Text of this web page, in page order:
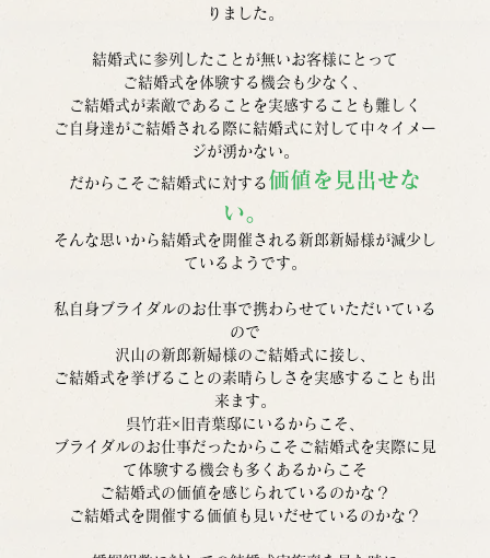
りました。
結婚式に参列したことが無いお客様にとって
ご結婚式を体験する機会も少なく、
ご結婚式が素敵であることを実感することも難しく
ご自身達がご結婚される際に結婚式に対して中々イメー
ジが湧かない。
だからこそご結婚式に対する 価値を見出せな
い。
そんな思いから結婚式を開催される新郎新婦様が減少し
ているようです。
私自身ブライダルのお仕事で携わらせていただいている
ので
沢山の新郎新婦様のご結婚式に接し、
ご結婚式を挙げることの素晴らしさを実感することも出
来ます。
呉竹荘×旧青葉邸にいるからこそ、
ブライダルのお仕事だったからこそご結婚式を実際に見
て体験する機会も多くあるからこそ
ご結婚式の価値を感じられているのかな？
ご結婚式を開催する価値も見いだせているのかな？